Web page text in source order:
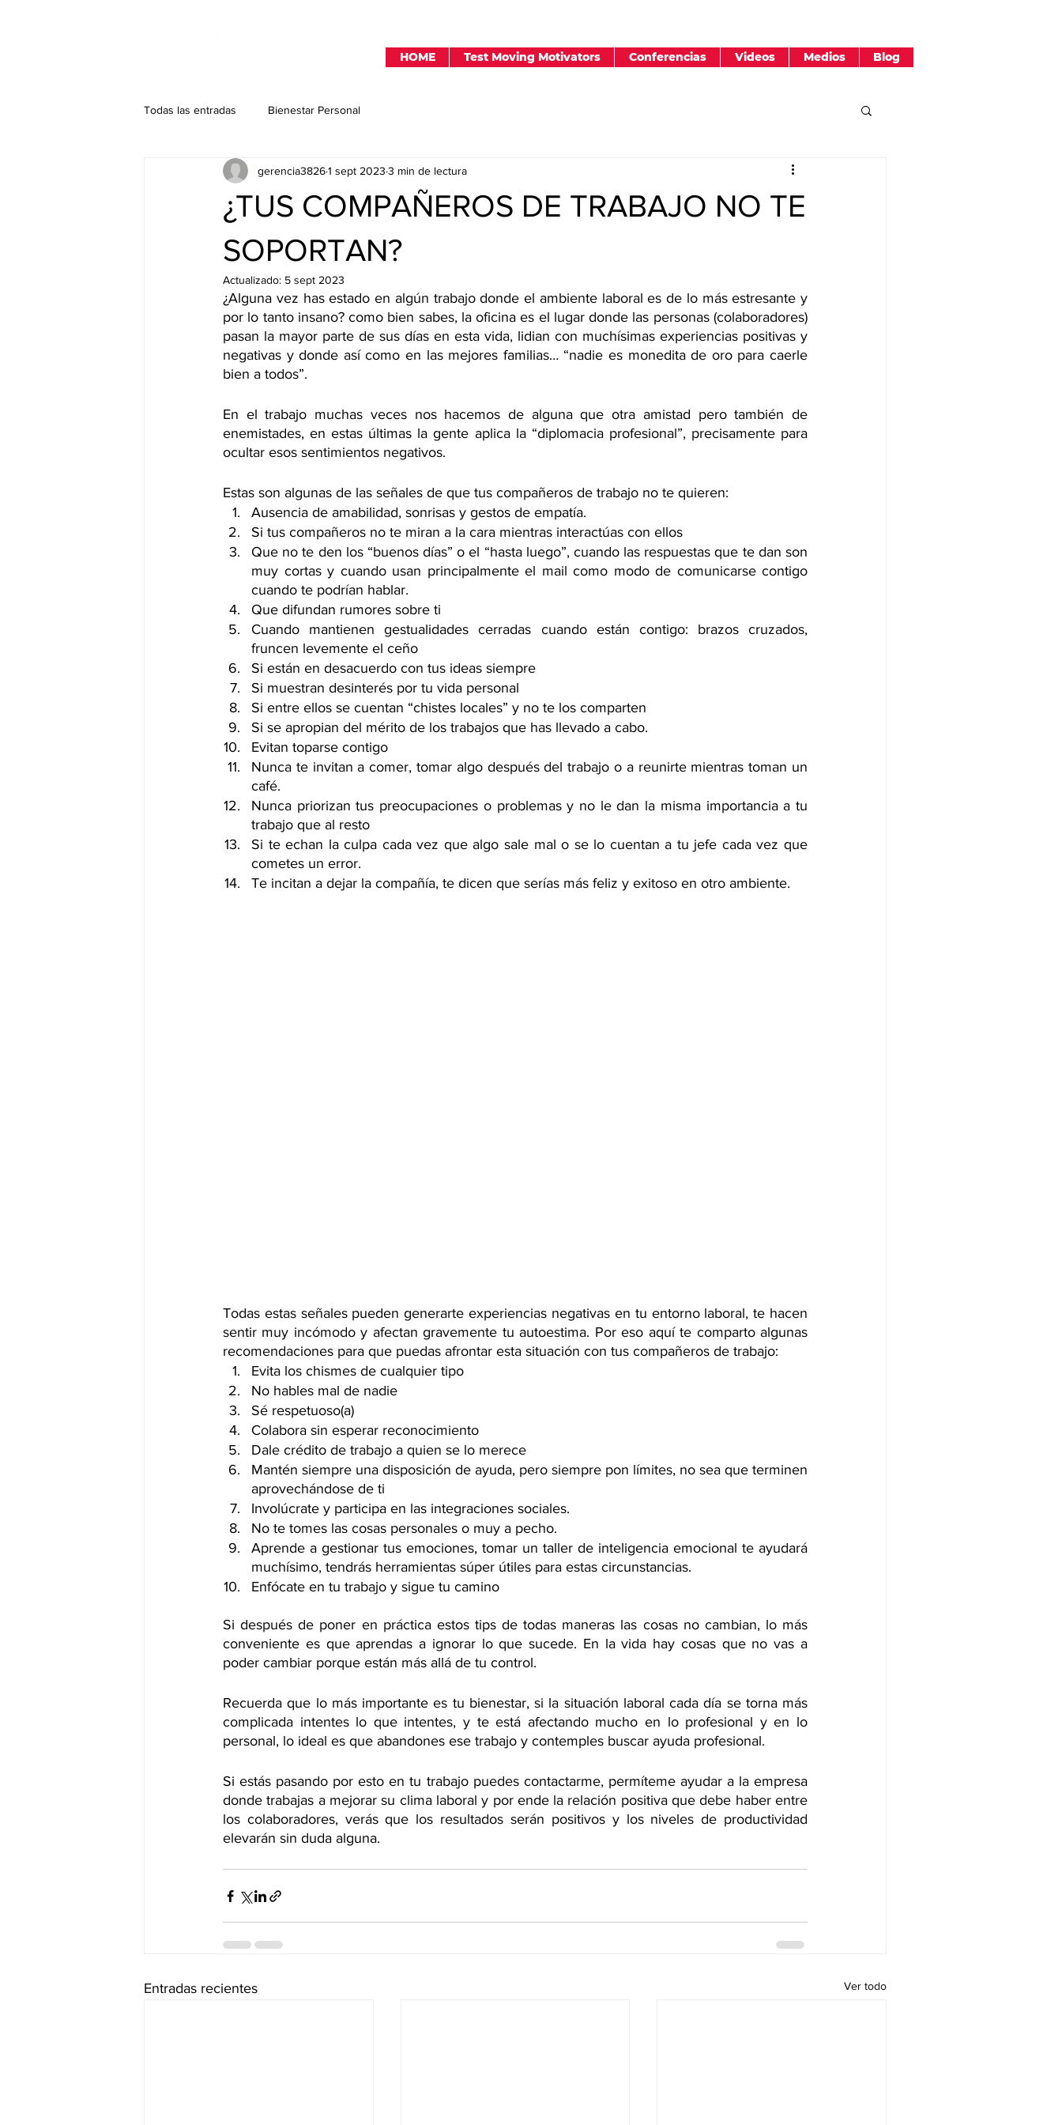
HOME Test Moving Motivators Conferencias Videos Medios Blog
Todas las entradas Bienestar Personal
¿TUS COMPAÑEROS DE TRABAJO NO TE
SOPORTAN?
gerencia38261 sept 2023 3 min de lectura
Actualizado: 5 sept 2023
¿Alguna vez has estado en algún trabajo donde el ambiente laboral es de lo más estresante y
por lo tanto insano? como bien sabes, la oficina es el lugar donde las personas (colaboradores)
pasan la mayor parte de sus días en esta vida, lidian con muchísimas experiencias positivas y
negativas y donde así como en las mejores familias… “nadie es monedita de oro para caerle
bien a todos”.
En el trabajo muchas veces nos hacemos de alguna que otra amistad pero también de
enemistades, en estas últimas la gente aplica la “diplomacia profesional”, precisamente para
ocultar esos sentimientos negativos.
Estas son algunas de las señales de que tus compañeros de trabajo no te quieren:
Ausencia de amabilidad, sonrisas y gestos de empatía.
Si tus compañeros no te miran a la cara mientras interactúas con ellos
Que no te den los “buenos días” o el “hasta luego”, cuando las respuestas que te dan son
muy cortas y cuando usan principalmente el mail como modo de comunicarse contigo
cuando te podrían hablar.
Que difundan rumores sobre ti
Cuando mantienen gestualidades cerradas cuando están contigo: brazos cruzados,
fruncen levemente el ceño
Si están en desacuerdo con tus ideas siempre
Si muestran desinterés por tu vida personal
Si entre ellos se cuentan “chistes locales” y no te los comparten
Si se apropian del mérito de los trabajos que has llevado a cabo.
Evitan toparse contigo
Nunca te invitan a comer, tomar algo después del trabajo o a reunirte mientras toman un
café.
Nunca priorizan tus preocupaciones o problemas y no le dan la misma importancia a tu
trabajo que al resto
Si te echan la culpa cada vez que algo sale mal o se lo cuentan a tu jefe cada vez que
cometes un error.
Te incitan a dejar la compañía, te dicen que serías más feliz y exitoso en otro ambiente.
Todas estas señales pueden generarte experiencias negativas en tu entorno laboral, te hacen
sentir muy incómodo y afectan gravemente tu autoestima. Por eso aquí te comparto algunas
recomendaciones para que puedas afrontar esta situación con tus compañeros de trabajo:
Evita los chismes de cualquier tipo
No hables mal de nadie
Sé respetuoso(a)
Colabora sin esperar reconocimiento
Dale crédito de trabajo a quien se lo merece
Mantén siempre una disposición de ayuda, pero siempre pon límites, no sea que terminen
aprovechándose de ti
Involúcrate y participa en las integraciones sociales.
No te tomes las cosas personales o muy a pecho.
Aprende a gestionar tus emociones, tomar un taller de inteligencia emocional te ayudará
muchísimo, tendrás herramientas súper útiles para estas circunstancias.
Enfócate en tu trabajo y sigue tu camino
Si después de poner en práctica estos tips de todas maneras las cosas no cambian, lo más
conveniente es que aprendas a ignorar lo que sucede. En la vida hay cosas que no vas a
poder cambiar porque están más allá de tu control.
Recuerda que lo más importante es tu bienestar, si la situación laboral cada día se torna más
complicada intentes lo que intentes, y te está afectando mucho en lo profesional y en lo
personal, lo ideal es que abandones ese trabajo y contemples buscar ayuda profesional.
Si estás pasando por esto en tu trabajo puedes contactarme, permíteme ayudar a la empresa
donde trabajas a mejorar su clima laboral y por ende la relación positiva que debe haber entre
los colaboradores, verás que los resultados serán positivos y los niveles de productividad
elevarán sin duda alguna.
Entradas recientes Ver todo